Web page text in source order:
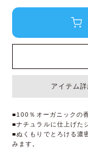
アイテム
■100％オーガニックの
■ナチュラルに仕上げた
■ぬくもりでとろける濃
みます。